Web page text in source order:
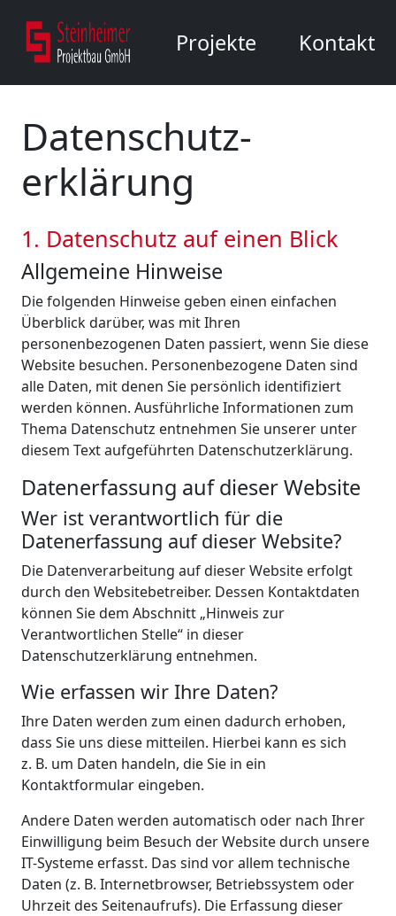
Projekte Kontakt
Datenschutz­
erklärung
1. Datenschutz auf einen Blick
Allgemeine Hinweise
Die folgenden Hinweise geben einen einfachen
Überblick darüber, was mit Ihren
personenbezogenen Daten passiert, wenn Sie diese
Website besuchen. Personenbezogene Daten sind
alle Daten, mit denen Sie persönlich identifiziert
werden können. Ausführliche Informationen zum
Thema Datenschutz entnehmen Sie unserer unter
diesem Text aufgeführten Datenschutzerklärung.
Datenerfassung auf dieser Website
Wer ist verantwortlich für die
Datenerfassung auf dieser Website?
Die Datenverarbeitung auf dieser Website erfolgt
durch den Websitebetreiber. Dessen Kontaktdaten
können Sie dem Abschnitt „Hinweis zur
Verantwortlichen Stelle“ in dieser
Datenschutzerklärung entnehmen.
Wie erfassen wir Ihre Daten?
Ihre Daten werden zum einen dadurch erhoben,
dass Sie uns diese mitteilen. Hierbei kann es sich
z. B. um Daten handeln, die Sie in ein
Kontaktformular eingeben.
Andere Daten werden automatisch oder nach Ihrer
Einwilligung beim Besuch der Website durch unsere
IT-Systeme erfasst. Das sind vor allem technische
Daten (z. B. Internetbrowser, Betriebssystem oder
Uhrzeit des Seitenaufrufs). Die Erfassung dieser